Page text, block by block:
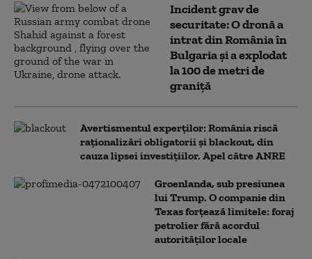
Incident grav de
securitate: O dronă a
intrat din România în
Bulgaria şi a explodat
la 100 de metri de
graniţă
Avertismentul experților: România riscă
raționalizări obligatorii și blackout, din
cauza lipsei investițiilor. Apel către ANRE
Groenlanda, sub presiunea
lui Trump. O companie din
Texas forțează limitele: foraj
petrolier fără acordul
autorităților locale